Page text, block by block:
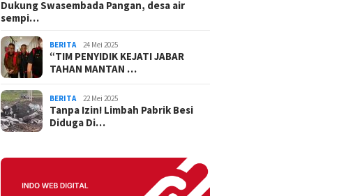
Dukung Swasembada Pangan, desa air
sempi…
BERITA 24 Mei 2025
“TIM PENYIDIK KEJATI JABAR
TAHAN MANTAN …
BERITA 22 Mei 2025
Tanpa Izin! Limbah Pabrik Besi
Diduga Di…